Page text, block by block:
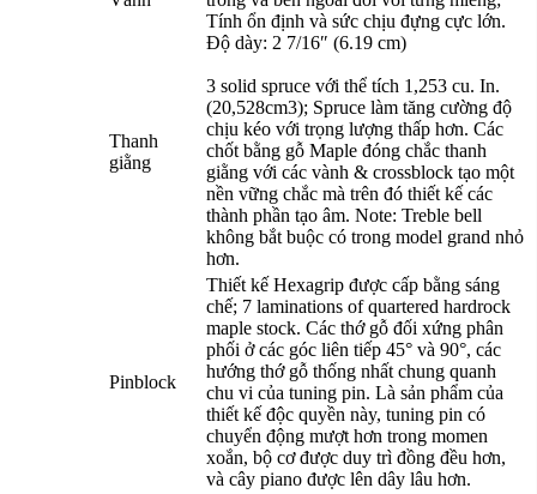
Tính ổn định và sức chịu đựng cực lớn.
Độ dày: 2 7/16″ (6.19 cm)
Thanh
giằng
3 solid spruce với thể tích 1,253 cu. In.
(20,528cm3); Spruce làm tăng cường độ
chịu kéo với trọng lượng thấp hơn. Các
chốt bằng gỗ Maple đóng chắc thanh
giằng với các vành & crossblock tạo một
nền vững chắc mà trên đó thiết kế các
thành phần tạo âm. Note: Treble bell
không bắt buộc có trong model grand nhỏ
hơn.
Pinblock
Thiết kế Hexagrip được cấp bằng sáng
chế; 7 laminations of quartered hardrock
maple stock. Các thớ gỗ đối xứng phân
phối ở các góc liên tiếp 45° và 90°, các
hướng thớ gỗ thống nhất chung quanh
chu vi của tuning pin. Là sản phẩm của
thiết kế độc quyền này, tuning pin có
chuyển động mượt hơn trong momen
xoắn, bộ cơ được duy trì đồng đều hơn,
và cây piano được lên dây lâu hơn.